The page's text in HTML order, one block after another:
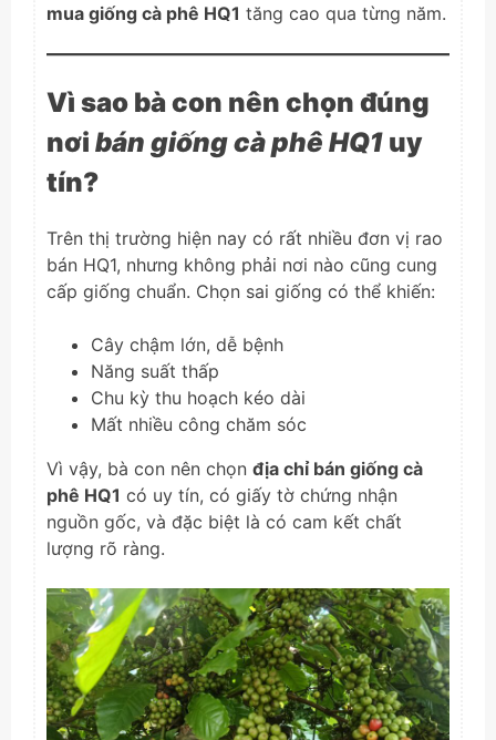
mua giống cà phê HQ1 tăng cao qua từng năm.
Vì sao bà con nên chọn đúng
nơi bán giống cà phê HQ1 uy
tín?
Trên thị trường hiện nay có rất nhiều đơn vị rao
bán HQ1, nhưng không phải nơi nào cũng cung
cấp giống chuẩn. Chọn sai giống có thể khiến:
Cây chậm lớn, dễ bệnh
Năng suất thấp
Chu kỳ thu hoạch kéo dài
Mất nhiều công chăm sóc
Vì vậy, bà con nên chọn địa chỉ bán giống cà
phê HQ1 có uy tín, có giấy tờ chứng nhận
nguồn gốc, và đặc biệt là có cam kết chất
lượng rõ ràng.